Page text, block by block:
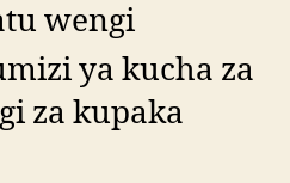
wengi
ya kucha za
za kupaka